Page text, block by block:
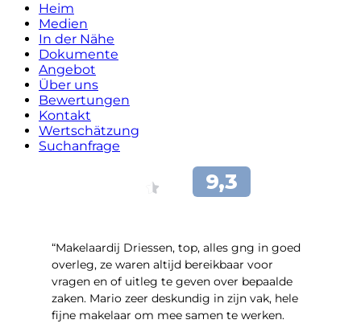
Heim
Medien
In der Nähe
Dokumente
Angebot
Über uns
Bewertungen
Kontakt
Wertschätzung
Suchanfrage
“Makelaardij Driessen, top, alles gng in goed
overleg, ze waren altijd bereikbaar voor
vragen en of uitleg te geven over bepaalde
zaken. Mario zeer deskundig in zijn vak, hele
fijne makelaar om mee samen te werken.